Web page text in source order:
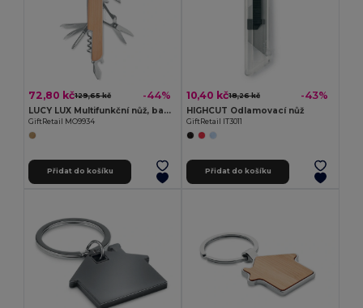
72,80 kč129,65 kč -44%
LUCY LUX Multifunkční nůž, bambus
GiftRetail MO9934
Přidat do košíku
10,40 kč18,26 kč -43%
HIGHCUT Odlamovací nůž
GiftRetail IT3011
Přidat do košíku